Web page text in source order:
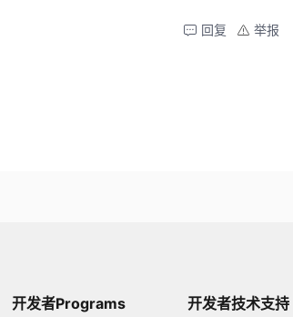
举报
回复
开发者Programs 开发者技术支持